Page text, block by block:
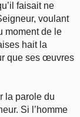
faisait ne
voulant
moment de le
hait la
que ses œuvres
la parole du
Si l’homme